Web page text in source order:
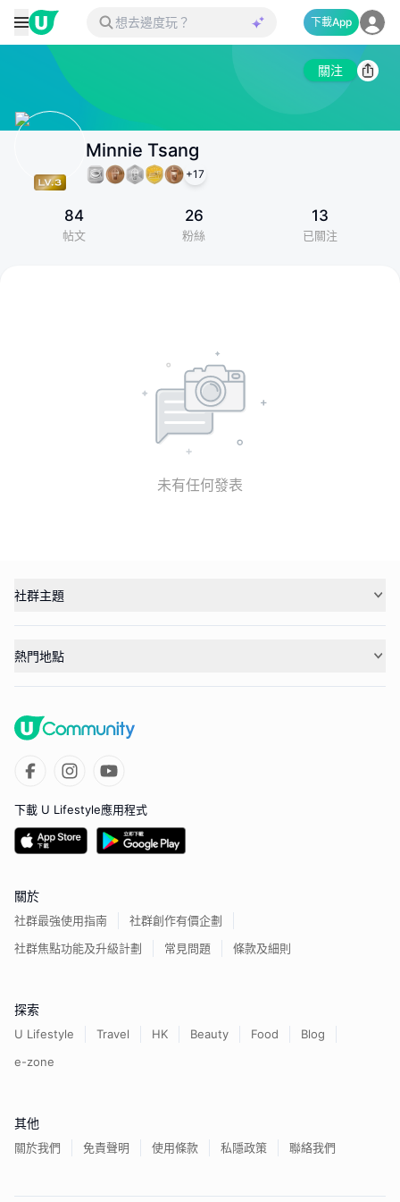
下載App
關注
Minnie Tsang
+17
84
帖文
26
粉絲
13
已關注
未有任何發表
社群主題
熱門地點
下載 U Lifestyle應用程式
關於
社群最強使用指南
社群創作有價企劃
社群焦點功能及升級計劃
常見問題 條款及細則
探索
U Lifestyle Travel HK Beauty Food
Blog
e-zone
其他
關於我們 免責聲明 使用條款 私隱政策 聯絡我們